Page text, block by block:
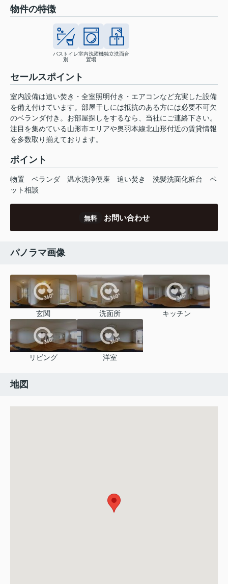
物件の特徴
バストイレ
別
室内洗濯機
置場
独立洗面台
セールスポイント
室内設備は追い焚き・全室照明付き・エアコンなど充実した設備
を備え付けています。部屋干しには抵抗のある方には必要不可欠
のベランダ付き。お部屋探しをするなら、当社にご連絡下さい。
注目を集めている山形市エリアや奥羽本線北山形付近の賃貸情報
を多数取り揃えております。
ポイント
物置 ベランダ 温水洗浄便座 追い焚き 洗髪洗面化粧台
ペ
ット相談
無料 お問い合わせ
パノラマ画像
玄関 洗面所 キッチン
リビング 洋室
地図